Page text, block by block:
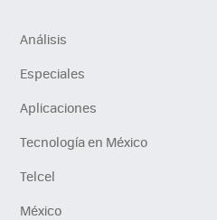
Análisis
Especiales
Aplicaciones
Tecnología en México
Telcel
México